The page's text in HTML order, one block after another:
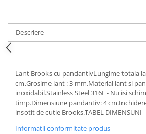
Descriere
Lant Brooks cu pandantivLungime totala
cm.Grosime lant : 3 mm.Material lant si
inoxidabil.Stainless Steel 316L - Nu isi
timp.Dimensiune pandantiv: 4
insotit de cutie Brooks.TABEL DIMENSUNI
Informatii conformitate produs